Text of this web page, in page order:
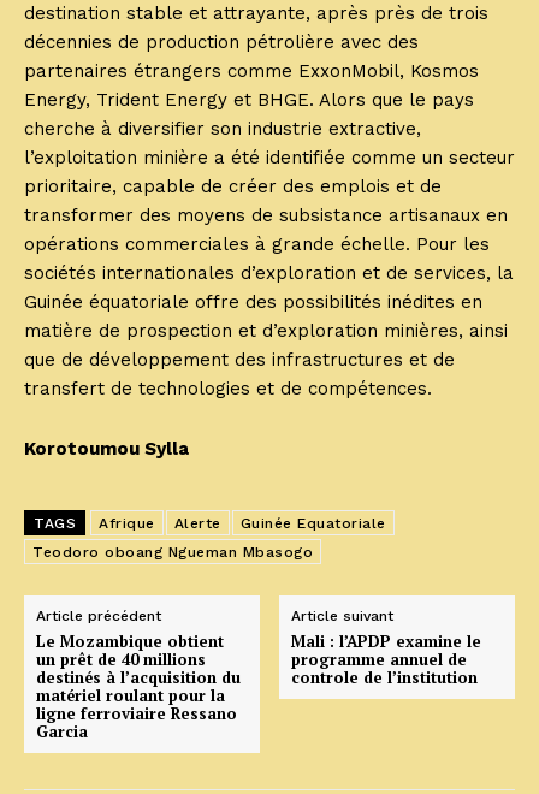
destination stable et attrayante, après près de trois
décennies de production pétrolière avec des
partenaires étrangers comme ExxonMobil, Kosmos
Energy, Trident Energy et BHGE. Alors que le pays
cherche à diversifier son industrie extractive,
l’exploitation minière a été identifiée comme un secteur
prioritaire, capable de créer des emplois et de
transformer des moyens de subsistance artisanaux en
opérations commerciales à grande échelle. Pour les
sociétés internationales d’exploration et de services, la
Guinée équatoriale offre des possibilités inédites en
matière de prospection et d’exploration minières, ainsi
que de développement des infrastructures et de
transfert de technologies et de compétences.
Korotoumou Sylla
TAGS Afrique Alerte
Guinée Equatoriale
Teodoro oboang Ngueman Mbasogo
Article précédent
Le Mozambique obtient
un prêt de 40 millions
destinés à l’acquisition du
matériel roulant pour la
ligne ferroviaire Ressano
Garcia
Article suivant
Mali : l’APDP examine le
programme annuel de
controle de l’institution